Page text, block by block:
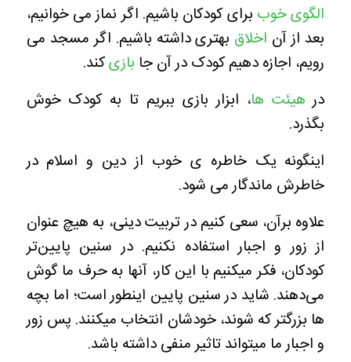
الگوی خوب برای کودکان باشیم. اگر نماز می خوانیم،
بعد از آن اخلاق بهتری داشته باشیم. اگر مسجد می
رویم، اجازه دهیم کودک در آن جا بازیکند.
در هیئت ها، ابزار بازی ببریم تا به کودک خوش
بگذرد.
اینگونه یک خاطره ی خوب از دین و اسلام در
خاطرش ماندگار می شود.
علاوه برآن، سعی کنیم در تربیت دینی، به هیچ عنوان
از زور و اجبار استفاده نکنیم. در سنین پایین‌تر
کودکان، فکر میکنیم با این کار، آنها به حرف ما گوش
می‌دهند. شاید در سنین پایین اینطور است؛ اما بچه
ها بزرگتر که شوند، خودشان انتخاب میکنند. پس زور
و اجبار ما میتواند تاثیر منفی داشته باشد.